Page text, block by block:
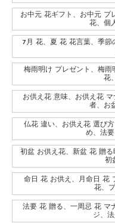
お中元 花ギフト、お中元 プ
花、個
7月 花、夏 花 花言葉、季節
梅雨明け プレゼント、梅
花
お供え花 意味、お供え花
者、お
仏花 違い、お供え花 選び
め、法
初盆 お供え花、新盆 花 贈る
初
命日 花 お供え、月命日 花
花、
法要 花 贈る、一周忌 花 マ
ジ、